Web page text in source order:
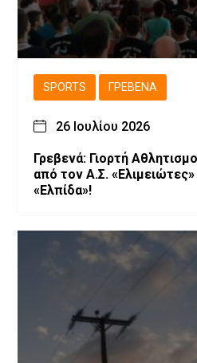
SPORTS ΓΡΕΒΕΝΆ
26 Ιουλίου 2026
Γρεβενά: Γιορτή
από τον Α.Σ.
«Ελπίδα»!